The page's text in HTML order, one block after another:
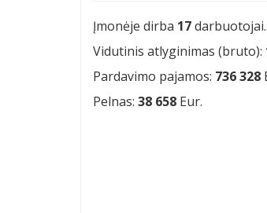
Įmonėje dirba 17darbuotojai.
Vidutinis atlyginimas (bruto):
Pardavimo pajamos: 736 328
Pelnas: 38 658 Eur.